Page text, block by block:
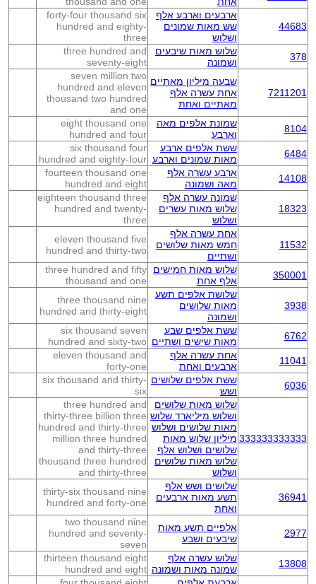
44683
ארבעים וארבע אלף
שש מאות שמונים
ושלוש
forty-four thousand six
hundred and eighty-
three
378
שלוש מאות שיבעים
ושמונה
three hundred and
seventy-eight
7211201
שבעה מיליון מאתיים
אחת עשרה אלף
מאתיים ואחת
seven million two
hundred and eleven
thousand two hundred
and one
8104
שמונת אלפים מאה
וארבע
eight thousand one
hundred and four
6484
ששת אלפים ארבע
מאות שמונים וארבע
six thousand four
hundred and eighty-four
14108
ארבע עשרה אלף
מאה ושמונה
fourteen thousand one
hundred and eight
18323
שמונה עשרה אלף
שלוש מאות עשרים
ושלוש
eighteen thousand three
hundred and twenty-
three
11532
אחת עשרה אלף
חמש מאות שלושים
ושתיים
eleven thousand five
hundred and thirty-two
350001
שלוש מאות חמישים
אלף אחת
three hundred and fifty
thousand and one
3938
שלושת אלפים תשע
מאות שלושים
ושמונה
three thousand nine
hundred and thirty-eight
6762
ששת אלפים שבע
מאות שישים ושתיים
six thousand seven
hundred and sixty-two
11041
אחת עשרה אלף
ארבעים ואחת
eleven thousand and
forty-one
6036
ששת אלפים שלושים
ושש
six thousand and thirty-
six
333333333333
שלוש מאות שלושים
ושלוש מיליארד שלוש
מאות שלושים ושלוש
מיליון שלוש מאות
שלושים ושלוש אלף
שלוש מאות שלושים
ושלוש
three hundred and
thirty-three billion three
hundred and thirty-three
million three hundred
and thirty-three
thousand three hundred
and thirty-three
36941
שלושים ושש אלף
תשע מאות ארבעים
ואחת
thirty-six thousand nine
hundred and forty-one
2977
אלפיים תשע מאות
שיבעים ושבע
two thousand nine
hundred and seventy-
seven
13808
שלוש עשרה אלף
שמונה מאות ושמונה
thirteen thousand eight
hundred and eight